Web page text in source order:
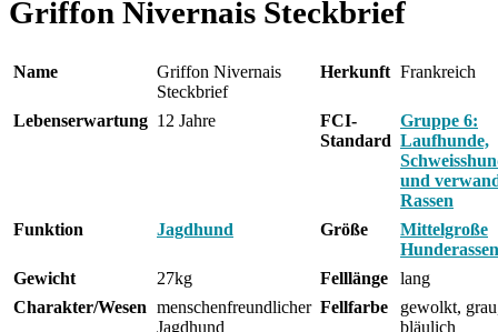
Griffon Nivernais Steckbrief
Name
Griffon Nivernais
Steckbrief
Herkunft Frankreich
Lebenserwartung 12 Jahre
FCI-
Standard
Gruppe 6:
Laufhunde,
und
Rassen
Funktion
Jagdhund Größe
Mittelgroße
Hunderassen
Gewicht
27kg Felllänge
lang
Charakter/Wesen menschenfreundlicher
Jagdhund
Fellfarbe
gewolkt,
bläulich